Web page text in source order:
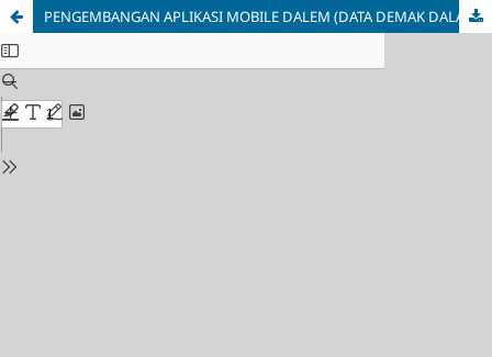
PENGEMBANGAN APLIKASI MOBILE DALEM (DATA DEMAK DALAM GENGGAMAN) DENGAN PENERAPAN APPLICATION PROGRAMMING INTERFACE